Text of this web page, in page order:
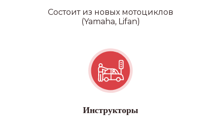
Состоит из новых мотоциклов
(Yamaha, Lifan)
Инструкторы
Категория D